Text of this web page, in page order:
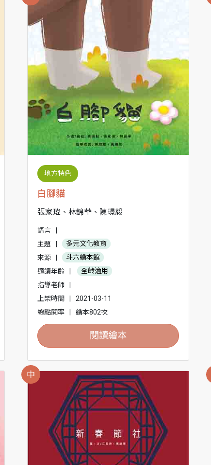
地方特色
白腳貓
張家瑋、林錦華、陳璟毅
語言
主題
多元文化教育
來源
斗六繪本館
適讀年齡
全齡適用
指導老師
上架時間
2021-03-11
總點閱率
繪本802次
閱讀繪本
中